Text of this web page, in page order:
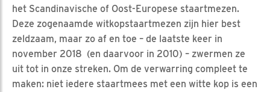
het Scandinavische of Oost-Europese staartmezen.
Deze zogenaamde witkopstaartmezen zijn hier best
zeldzaam, maar zo af en toe – de laatste keer in
november 2018 (en daarvoor in 2010) – zwermen ze
uit tot in onze streken. Om de verwarring compleet te
maken: niet iedere staartmees met een witte kop is een